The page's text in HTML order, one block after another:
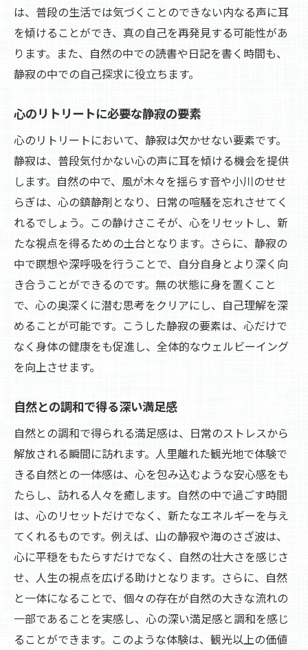
は、普段の生活では気づくことのできない内なる声に耳
を傾けることができ、真の自己を再発見する可能性があ
ります。また、自然の中での読書や日記を書く時間も、
静寂の中での自己探求に役立ちます。
心のリトリートに必要な静寂の要素
心のリトリートにおいて、静寂は欠かせない要素です。
静寂は、普段気付かない心の声に耳を傾ける機会を提供
します。自然の中で、風が木々を揺らす音や小川のせせ
らぎは、心の鎮静剤となり、日常の喧騒を忘れさせてく
れるでしょう。この静けさこそが、心をリセットし、新
たな視点を得るための土台となります。さらに、静寂の
中で瞑想や深呼吸を行うことで、自分自身とより深く向
き合うことができるのです。無の状態に身を置くこと
で、心の奥深くに潜む思考をクリアにし、自己理解を深
めることが可能です。こうした静寂の要素は、心だけで
なく身体の健康をも促進し、全体的なウェルビーイング
を向上させます。
自然との調和で得る深い満足感
自然との調和で得られる満足感は、日常のストレスから
解放される瞬間に訪れます。人里離れた観光地で体験で
きる自然との一体感は、心を包み込むような安心感をも
たらし、訪れる人々を癒します。自然の中で過ごす時間
は、心のリセットだけでなく、新たなエネルギーを与え
てくれるものです。例えば、山の静寂や海のさざ波は、
心に平穏をもたらすだけでなく、自然の壮大さを感じさ
せ、人生の視点を広げる助けとなります。さらに、自然
と一体になることで、個々の存在が自然の大きな流れの
一部であることを実感し、心の深い満足感と調和を感じ
ることができます。このような体験は、観光以上の価値